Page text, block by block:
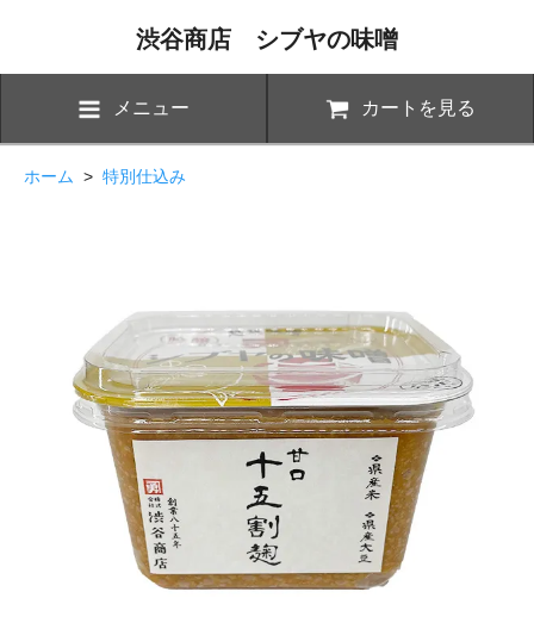
渋谷商店 シブヤの味噌
メニュー カートを見る
ホーム > 特別仕込み